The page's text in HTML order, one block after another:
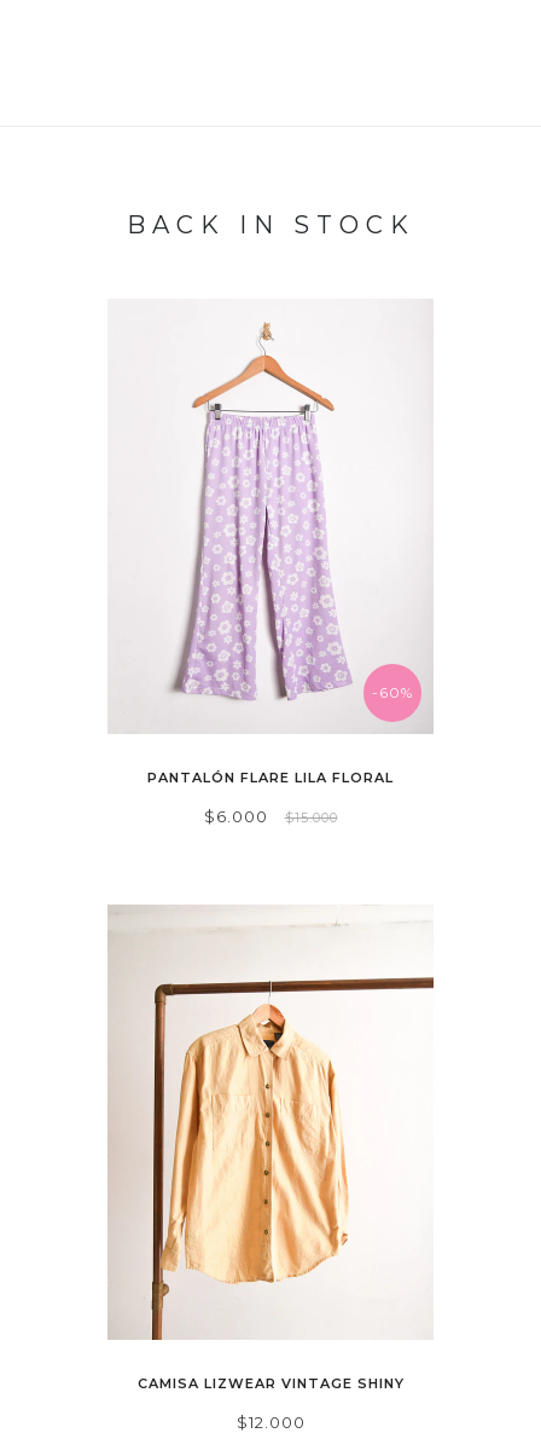
BACK IN STOCK
-60%
PANTALÓN FLARE LILA FLORAL
$6.000 $15.000
CAMISA LIZWEAR VINTAGE SHINY
$12.000